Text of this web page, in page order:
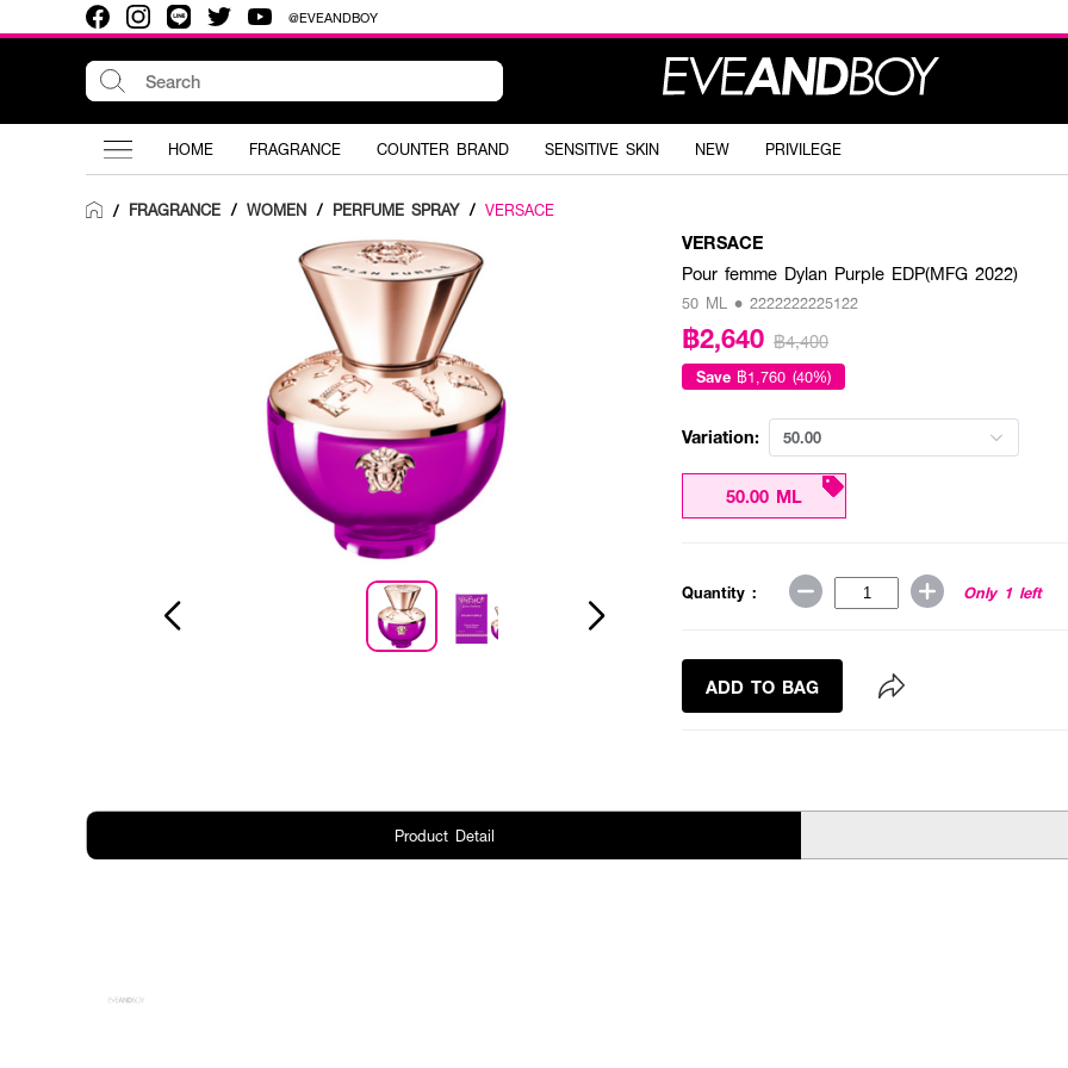
@EVEANDBOY
HOME FRAGRANCE COUNTER BRAND SENSITIVE SKIN NEW PRIVILEGE
/ FRAGRANCE / WOMEN / PERFUME SPRAY / VERSACE
VERSACE
Pour femme Dylan Purple EDP(MFG 2022)
50 ML • 2222222225122
฿2,640 ฿4,400
Save ฿1,760 (40%)
Variation: 50.00
50.00 ML
Quantity : Only 1 left
ADD TO BAG
Product Detail